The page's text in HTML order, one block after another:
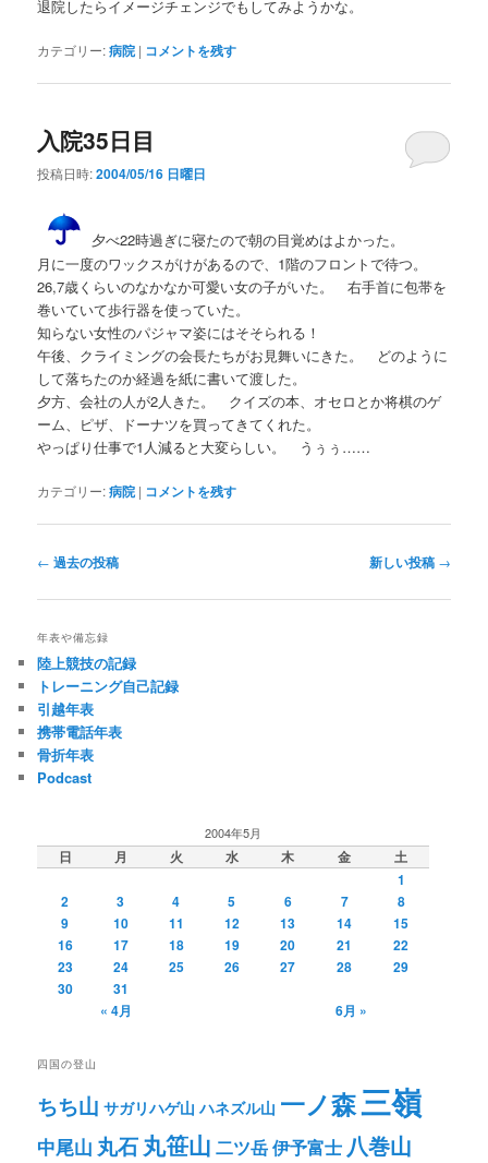
退院したらイメージチェンジでもしてみようかな。
カテゴリー:病院 | コメントを残す
入院35日目
投稿日時:2004/05/16 日曜日
夕べ22時過ぎに寝たので朝の目覚めはよかった。
月に一度のワックスがけがあるので、1階のフロントで待つ。
26,7歳くらいのなかなか可愛い女の子がいた。 右手首に包帯を
巻いていて歩行器を使っていた。
知らない女性のパジャマ姿にはそそられる！
午後、クライミングの会長たちがお見舞いにきた。 どのように
して落ちたのか経過を紙に書いて渡した。
夕方、会社の人が2人きた。 クイズの本、オセロとか将棋のゲ
ーム、ピザ、ドーナツを買ってきてくれた。
やっぱり仕事で1人減ると大変らしい。 うぅぅ……
カテゴリー:病院 | コメントを残す
投
ナ
ビ
ゲ
ー
シ
ョ
ン
← 過去の投稿 新しい投稿 →
年表や備忘録
陸上競技の記録
トレーニング自己記録
引越年表
携帯電話年表
骨折年表
Podcast
2004年5月
日 月 火 水 木 金
土
1
2
3 4 5 6 7
8
9
10 11 12 13 14
15
16
17 18 19 20 21
22
23
24 25 26 27 28
29
30
31
« 4月
6月 »
四国の登山
ちち山 サガリハゲ山 ハネズル山 一ノ森三嶺
中尾山 丸石丸笹山 二ツ岳伊予富士 八巻山